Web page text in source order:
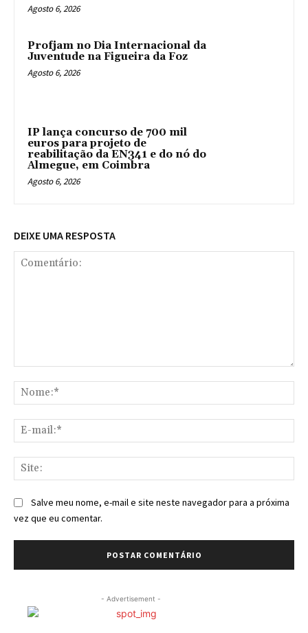
Agosto 6, 2026
Profjam no Dia Internacional da
Juventude na Figueira da Foz
Agosto 6, 2026
IP lança concurso de 700 mil
euros para projeto de
reabilitação da EN341 e do nó do
Almegue, em Coimbra
Agosto 6, 2026
DEIXE UMA RESPOSTA
Salve meu nome, e-mail e site neste navegador para a próxima
vez que eu comentar.
- Advertisement -